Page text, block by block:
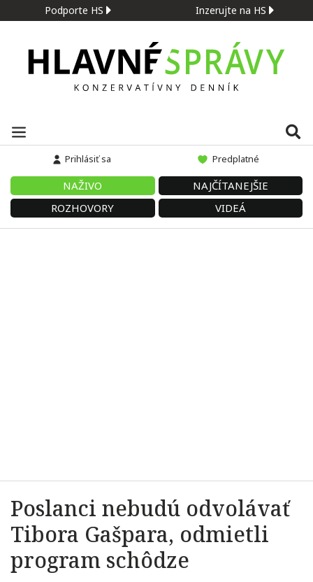
Podporte HS Inzerujte na HS
Prihlásiť sa Predplatné
NAŽIVO
NAJČÍTANEJŠIE
ROZHOVORY
VIDEÁ
Poslanci nebudú odvolávať
Tibora Gašpara, odmietli
program schôdze